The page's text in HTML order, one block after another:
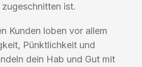
ist.
Kunden loben vor allem
Pünktlichkeit und
dein Hab und Gut mit